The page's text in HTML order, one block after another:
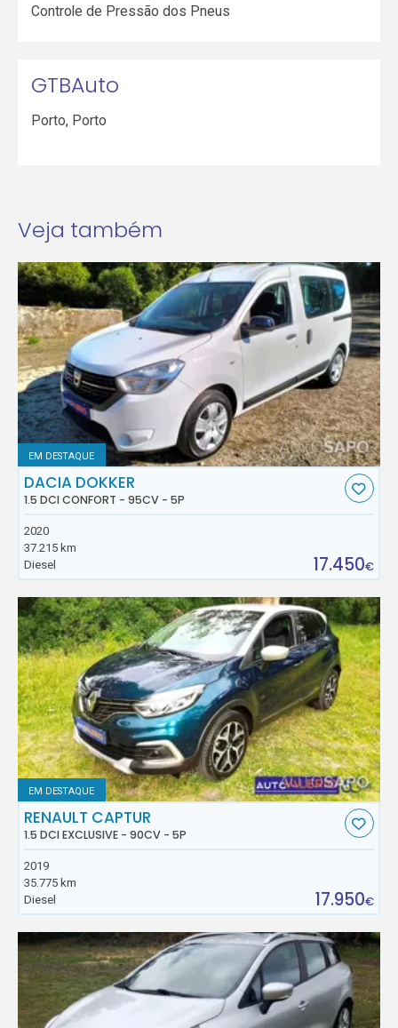
Controle de Pressão dos Pneus
GTBAuto
Porto, Porto
Veja também
EM DESTAQUE
DACIA DOKKER
1.5 DCI CONFORT - 95CV - 5P
2020
37.215 km
Diesel
17.450€
EM DESTAQUE
RENAULT CAPTUR
1.5 DCI EXCLUSIVE - 90CV - 5P
2019
35.775 km
Diesel
17.950€